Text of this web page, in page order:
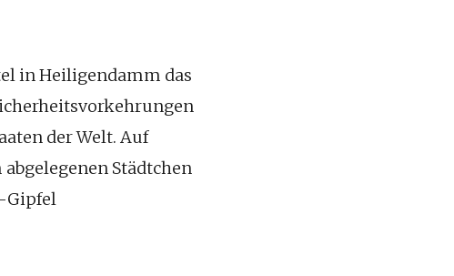
in Heiligendamm das
der Welt. Auf
Städtchen
Gipfel